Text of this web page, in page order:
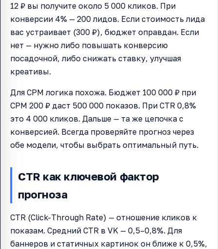
12 ₽ вы получите около 5 000 кликов. При
конверсии 4% — 200 лидов. Если стоимость лида
вас устраивает (300 ₽), бюджет оправдан. Если
нет — нужно либо повышать конверсию
посадочной, либо снижать ставку, улучшая
креативы.
Для CPM логика похожа. Бюджет 100 000 ₽ при
CPM 200 ₽ даст 500 000 показов. При CTR 0,8%
это 4 000 кликов. Дальше — та же цепочка с
конверсией. Всегда проверяйте прогноз через
обе модели, чтобы выбрать оптимальный путь.
CTR как ключевой фактор
прогноза
CTR (Click-Through Rate) — отношение кликов к
показам. Средний CTR в VK — 0,5–0,8%. Для
баннеров и статичных картинок он ближе к 0,5%,